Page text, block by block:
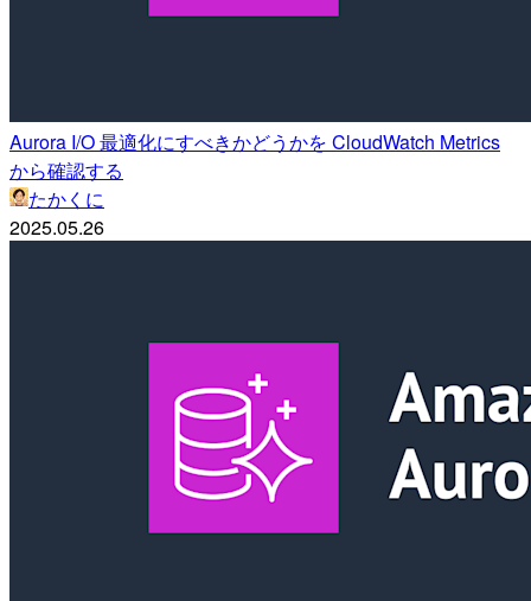
Aurora I/O 最適化にすべきかどうかを CloudWatch Metrics
から確認する
たかくに
2025.05.26